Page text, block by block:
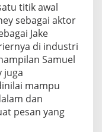
titik awal
sebagai aktor
Jake
di industri
Samuel
juga
mampu
dan
pesan yang